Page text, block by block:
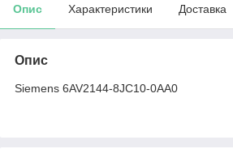
Опис Характеристики Доставка
Опис
Siemens 6AV2144-8JC10-0AA0